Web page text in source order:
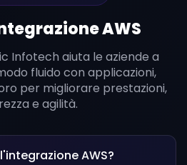
AWS
Infotech aiuta le aziende a
fluido con applicazioni,
per migliorare prestazioni,
e agilità.
AWS?